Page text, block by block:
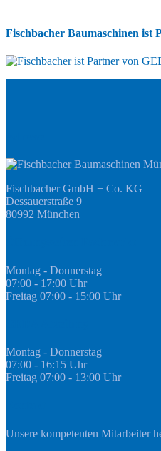
Fischbacher Baumaschinen ist
Fischbacher GmbH + Co. KG
Dessauerstraße 9
80992 München
Montag - Donnerstag
07:00 - 17:00 Uhr
Freitag 07:00 - 15:00 Uhr
Montag - Donnerstag
07:00 - 16:15 Uhr
Freitag 07:00 - 13:00 Uhr
Unsere kompetenten Mitarbeiter